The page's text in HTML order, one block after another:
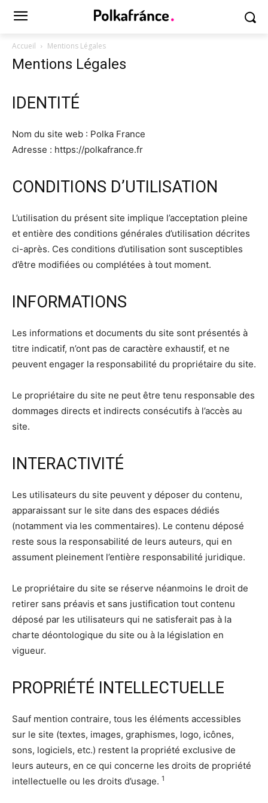
Accueil Mentions Légales
Mentions Légales
IDENTITÉ
Nom du site web : Polka France
Adresse : https://polkafrance.fr
CONDITIONS D’UTILISATION
L’utilisation du présent site implique l’acceptation pleine
et entière des conditions générales d’utilisation décrites
ci-après. Ces conditions d’utilisation sont susceptibles
d’être modifiées ou complétées à tout moment.
INFORMATIONS
Les informations et documents du site sont présentés à
titre indicatif, n’ont pas de caractère exhaustif, et ne
peuvent engager la responsabilité du propriétaire du site.
Le propriétaire du site ne peut être tenu responsable des
dommages directs et indirects consécutifs à l’accès au
site.
INTERACTIVITÉ
Les utilisateurs du site peuvent y déposer du contenu,
apparaissant sur le site dans des espaces dédiés
(notamment via les commentaires). Le contenu déposé
reste sous la responsabilité de leurs auteurs, qui en
assument pleinement l’entière responsabilité juridique.
Le propriétaire du site se réserve néanmoins le droit de
retirer sans préavis et sans justification tout contenu
déposé par les utilisateurs qui ne satisferait pas à la
charte déontologique du site ou à la législation en
vigueur.
PROPRIÉTÉ INTELLECTUELLE
Sauf mention contraire, tous les éléments accessibles
sur le site (textes, images, graphismes, logo, icônes,
sons, logiciels, etc.) restent la propriété exclusive de
leurs auteurs, en ce qui concerne les droits de propriété
intellectuelle ou les droits d’usage. 1